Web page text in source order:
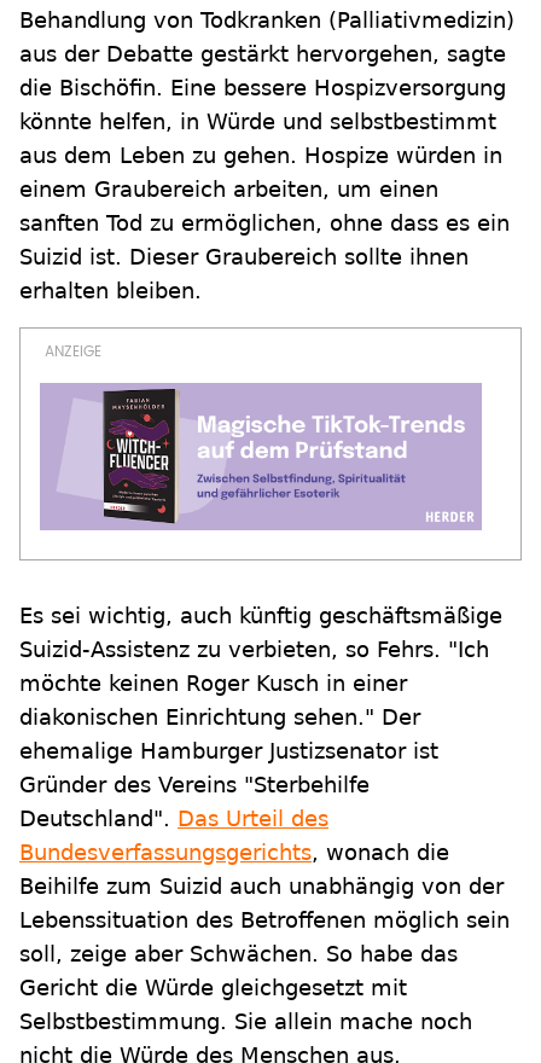
Behandlung von Todkranken (Palliativmedizin)
aus der Debatte gestärkt hervorgehen, sagte
die Bischöfin. Eine bessere Hospizversorgung
könnte helfen, in Würde und selbstbestimmt
aus dem Leben zu gehen. Hospize würden in
einem Graubereich arbeiten, um einen
sanften Tod zu ermöglichen, ohne dass es ein
Suizid ist. Dieser Graubereich sollte ihnen
erhalten bleiben.
Es sei wichtig, auch künftig geschäftsmäßige
Suizid-Assistenz zu verbieten, so Fehrs. "Ich
möchte keinen Roger Kusch in einer
diakonischen Einrichtung sehen." Der
ehemalige Hamburger Justizsenator ist
Gründer des Vereins "Sterbehilfe
Deutschland". Das Urteil des
Bundesverfassungsgerichts, wonach die
Beihilfe zum Suizid auch unabhängig von der
Lebenssituation des Betroffenen möglich sein
soll, zeige aber Schwächen. So habe das
Gericht die Würde gleichgesetzt mit
Selbstbestimmung. Sie allein mache noch
nicht die Würde des Menschen aus.